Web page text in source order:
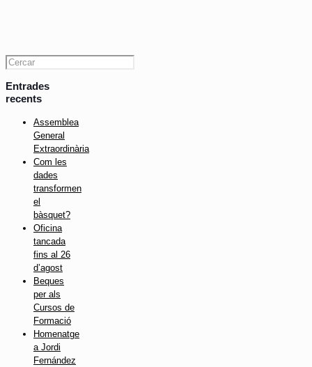
Entrades
recents
Assemblea
General
Extraordinària
Com les
dades
transformen
el
bàsquet?
Oficina
tancada
fins al 26
d’agost
Beques
per als
Cursos de
Formació
Homenatge
a Jordi
Fernández